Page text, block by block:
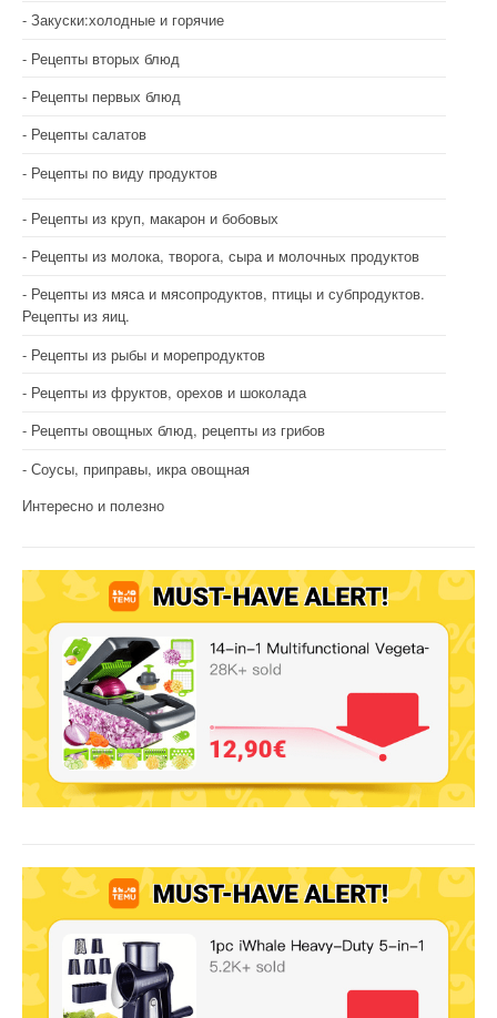
Закуски:холодные и горячие
Рецепты вторых блюд
Рецепты первых блюд
Рецепты салатов
Рецепты по виду продуктов
Рецепты из круп, макарон и бобовых
Рецепты из молока, творога, сыра и молочных продуктов
Рецепты из мяса и мясопродуктов, птицы и субпродуктов.
Рецепты из яиц.
Рецепты из рыбы и морепродуктов
Рецепты из фруктов, орехов и шоколада
Рецепты овощных блюд, рецепты из грибов
Соусы, приправы, икра овощная
Интересно и полезно